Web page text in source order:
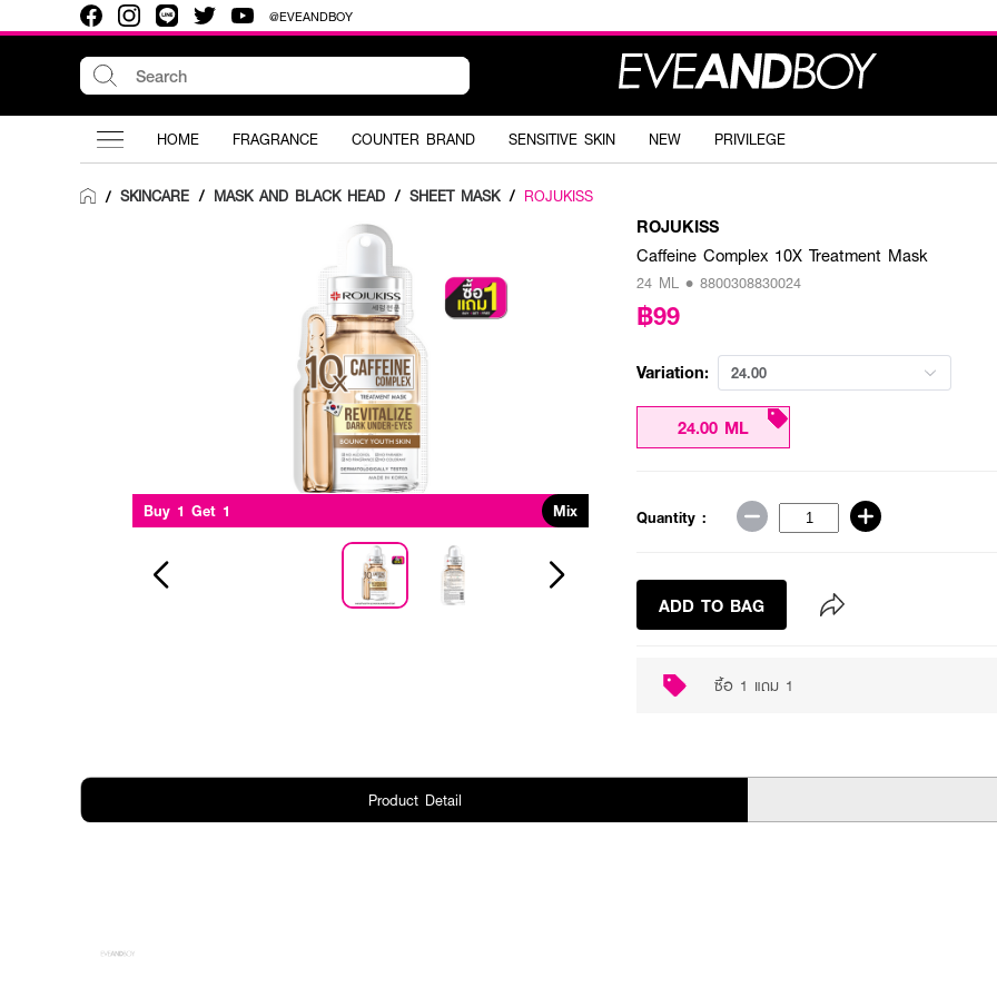
@EVEANDBOY
HOME FRAGRANCE COUNTER BRAND SENSITIVE SKIN NEW PRIVILEGE
/ SKINCARE / MASK AND BLACK HEAD / SHEET MASK / ROJUKISS
Buy 1 Get 1 Mix Buy 1 Get 1
ROJUKISS
Caffeine Complex 10X Treatment Mask
24 ML • 8800308830024
฿99
Variation: 24.00
24.00 ML
Quantity :
ADD TO BAG
ซื้อ 1 แถม 1
Product Detail